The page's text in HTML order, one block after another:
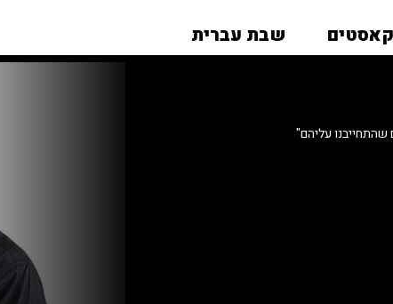
שבת עברית
עליהם"